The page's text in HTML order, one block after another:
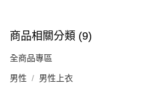
商品相關分類 (9)
全商品專區
男性 男性上衣